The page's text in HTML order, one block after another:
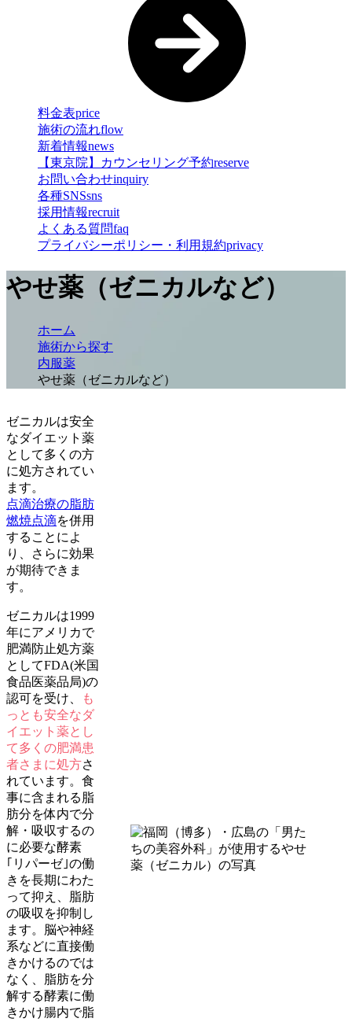
料金表price
施術の流れflow
新着情報news
【東京院】カウンセリング予約reserve
お問い合わせinquiry
各種SNSsns
採用情報recruit
よくある質問faq
プライバシーポリシー・利用規約privacy
やせ薬（ゼニカルなど）
ホーム
施術から探す
内服薬
やせ薬（ゼニカルなど）
ゼニカルは安全
なダイエット薬
として多くの方
に処方されてい
ます。
点滴治療の脂肪
燃焼点滴を併用
することによ
り、さらに効果
が期待できま
す。
ゼニカルは1999
年にアメリカで
肥満防止処方薬
としてFDA(米国
食品医薬品局)の
認可を受け、
も
っとも安全なダ
イエット薬とし
て多くの肥満患
者さまに処方さ
れています。食
事に含まれる脂
肪分を体内で分
解・吸収するの
に必要な酵素
｢リパーゼ｣の働
きを長期にわた
って抑え、脂肪
の吸収を抑制し
ます。脳や神経
系などに直接働
きかけるのでは
なく、脂肪を分
解する酵素に働
きかけ腸内で脂